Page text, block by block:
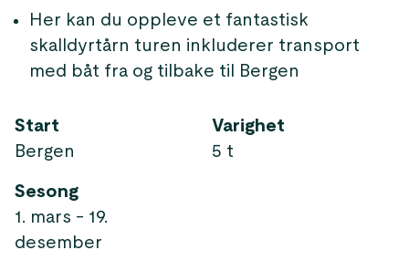
Her kan du oppleve et fantastisk
skalldyrtårn turen inkluderer transport
med båt fra og tilbake til Bergen
Start
Bergen
Varighet
5 t
Sesong
1. mars - 19.
desember